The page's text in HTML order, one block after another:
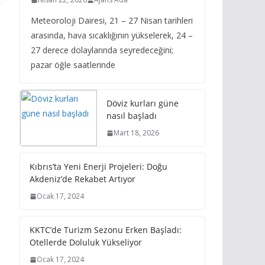
Meteoroloji Dairesi, 21 – 27 Nisan tarihleri
arasında, hava sıcaklığının yükselerek, 24 –
27 derece dolaylarında seyredeceğini;
pazar öğle saatlerinde
Döviz kurları güne
nasıl başladı
Mart 18, 2026
Kıbrıs’ta Yeni Enerji Projeleri: Doğu
Akdeniz’de Rekabet Artıyor
Ocak 17, 2024
KKTC’de Turizm Sezonu Erken Başladı:
Otellerde Doluluk Yükseliyor
Ocak 17, 2024